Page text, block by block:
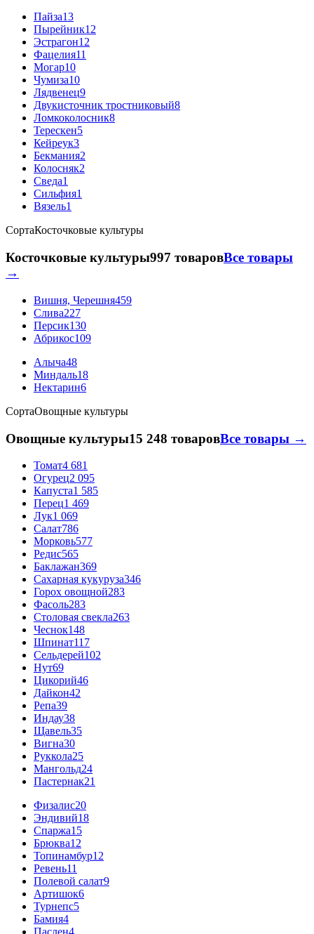
Пайза13
Пырейник12
Эстрагон12
Фацелия11
Могар10
Чумиза10
Лядвенец9
Двукисточник тростниковый8
Ломкоколосник8
Терескен5
Кейреук3
Бекмания2
Колосняк2
Сведа1
Сильфия1
Вязель1
СортаКосточковые культуры
Косточковые культуры997 товаровВсе товары
→
Вишня, Черешня459
Слива227
Персик130
Абрикос109
Алыча48
Миндаль18
Нектарин6
СортаОвощные культуры
Овощные культуры15 248 товаровВсе товары →
Томат4 681
Огурец2 095
Капуста1 585
Перец1 469
Лук1 069
Салат786
Морковь577
Редис565
Баклажан369
Сахарная кукуруза346
Горох овощной283
Фасоль283
Столовая свекла263
Чеснок148
Шпинат117
Сельдерей102
Нут69
Цикорий46
Дайкон42
Репа39
Индау38
Щавель35
Вигна30
Руккола25
Мангольд24
Пастернак21
Физалис20
Эндивий18
Спаржа15
Брюква12
Топинамбур12
Ревень11
Полевой салат9
Артишок6
Турнепс5
Бамия4